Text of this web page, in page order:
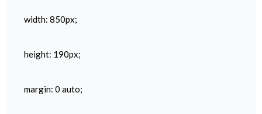
width: 850px;
height: 190px;
margin: 0 auto;